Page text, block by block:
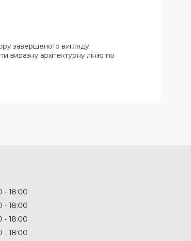
завершеного вигляду.
виразну архітектурну лінію по
18:00
18:00
18:00
18:00